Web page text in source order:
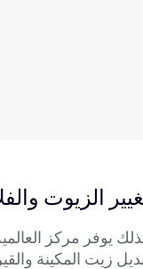
الزيوت
يوفر مركز
زيت المكينة